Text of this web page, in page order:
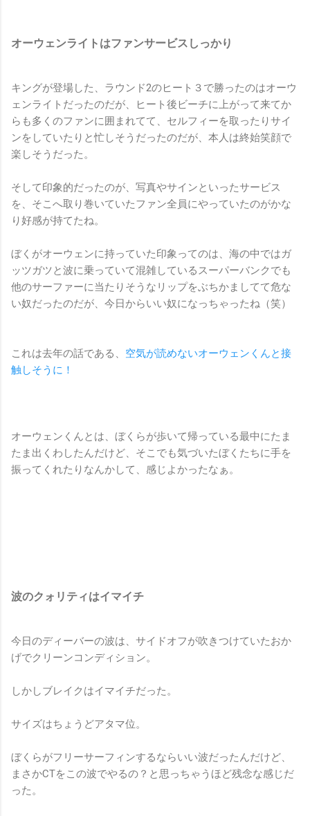
オーウェンライトはファンサービスしっかり
キングが登場した、ラウンド2のヒート３で勝ったのはオーウ
ェンライトだったのだが、ヒート後ビーチに上がって来てか
らも多くのファンに囲まれてて、セルフィーを取ったりサイ
ンをしていたりと忙しそうだったのだが、本人は終始笑顔で
楽しそうだった。
そして印象的だったのが、写真やサインといったサービス
を、そこへ取り巻いていたファン全員にやっていたのがかな
り好感が持てたね。
ぼくがオーウェンに持っていた印象ってのは、海の中ではガ
ッツガツと波に乗っていて混雑しているスーパーバンクでも
他のサーファーに当たりそうなリップをぶちかましてて危な
い奴だったのだが、今日からいい奴になっちゃったね（笑）
これは去年の話である、 空気が読めないオーウェンくんと接
触しそうに！
オーウェンくんとは、ぼくらが歩いて帰っている最中にたま
たま出くわしたんだけど、そこでも気づいたぼくたちに手を
振ってくれたりなんかして、感じよかったなぁ。
波のクォリティはイマイチ
今日のディーバーの波は、サイドオフが吹きつけていたおか
げでクリーンコンディション。
しかしブレイクはイマイチだった。
サイズはちょうどアタマ位。
ぼくらがフリーサーフィンするならいい波だったんだけど、
まさかCTをこの波でやるの？と思っちゃうほど残念な感じだ
った。